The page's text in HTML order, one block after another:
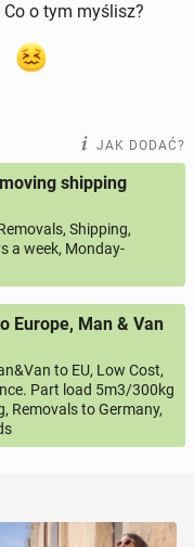
Co o tym myślisz?
JAK DODAĆ?
shipping
Shipping,
a week, Monday-
Europe, Man & Van
to EU, Low Cost,
Part load 5m3/300kg
Removals to Germany,